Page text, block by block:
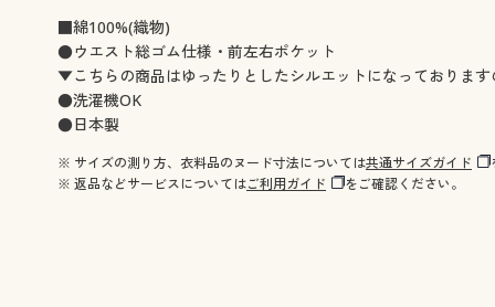
■綿100%(織物)
●ウエスト総ゴム仕様・前左右ポケット
▼こちらの商品はゆったりとしたシルエットになっておりま
●洗濯機OK
●日本製
※ サイズの測り方、衣料品のヌード寸法については共通サイズガイド
※ 返品などサービスについてはご利用ガイド をご確認ください。